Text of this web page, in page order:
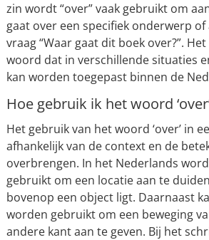
zin wordt “over” vaak gebruikt om
gaat over een specifiek onderwerp of
vraag “Waar gaat dit boek over?”.
woord dat in verschillende situaties
kan worden toegepast binnen de
Hoe gebruik ik het woord
Het gebruik van het woord ‘over’ in
afhankelijk van de context en de
overbrengen. In het Nederlands wordt
gebruikt om een locatie aan te
bovenop een object ligt. Daarnaast
worden gebruikt om een beweging
andere kant aan te geven. Bij het